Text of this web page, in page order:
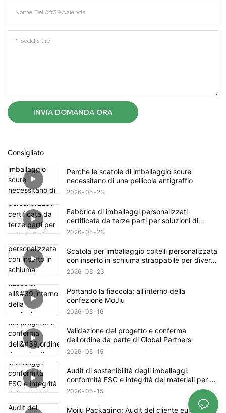
Nome Dell&#39;azienda
Soddisfare
INVIA DOMANDA ORA
Consigliato
Perché le scatole di imballaggio scure
necessitano di una pellicola antigraffio
2026 05 23
Fabbrica di imballaggi personalizzati
certificata da terze parti per soluzioni di
packaging di marca.
2026 05 23
Scatola per imballaggio coltelli personalizzata
con inserto in schiuma strappabile per diverse
dimensioni
2026 05 23
Portando la fiaccola: all'interno della
confezione MoJiu
2026 05 16
Validazione del progetto e conferma
dell'ordine da parte di Global Partners
2026 05 15
Audit di sostenibilità degli imballaggi:
conformità FSC e integrità dei materiali per gli
imballaggi Mojiu
2026 05 15
Mojiu Packaging: Audit del cliente europeo